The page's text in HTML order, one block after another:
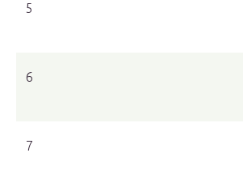
5
6
7